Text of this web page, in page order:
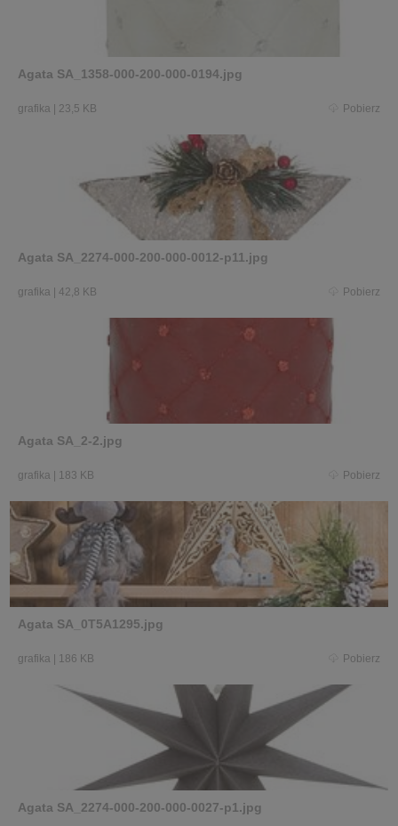
Agata SA_1358-000-200-000-0194.jpg
grafika 23,5 KB Pobierz
Agata SA_2274-000-200-000-0012-p11.jpg
grafika 42,8 KB Pobierz
Agata SA_2-2.jpg
grafika 183 KB Pobierz
Agata SA_0T5A1295.jpg
grafika 186 KB Pobierz
Agata SA_2274-000-200-000-0027-p1.jpg